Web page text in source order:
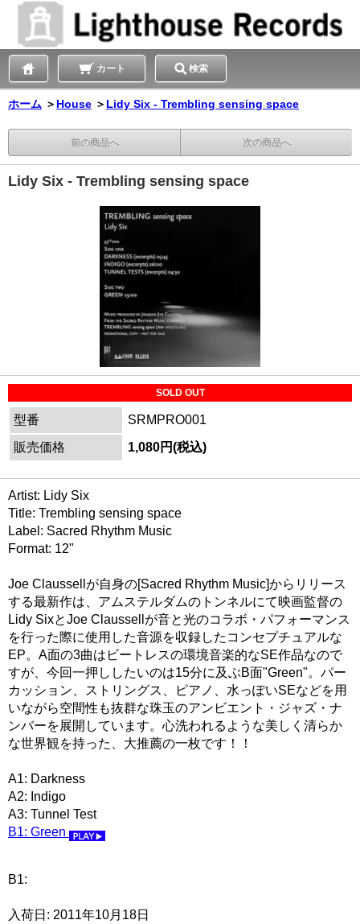
カート 検索
ホーム ＞ House ＞ Lidy Six - Trembling sensing space
前の商品へ 次の商品へ
Lidy Six - Trembling sensing space
SOLD OUT
型番
SRMPRO001
販売価格
1,080円(税込)
Artist: Lidy Six
Title: Trembling sensing space
Label: Sacred Rhythm Music
Format: 12"
Joe Claussellが自身の[Sacred Rhythm Music]からリリース
する最新作は、アムステルダムのトンネルにて映画監督の
Lidy SixとJoe Claussellが音と光のコラボ・パフォーマンス
を行った際に使用した音源を収録したコンセプチュアルな
EP。A面の3曲はビートレスの環境音楽的なSE作品なので
すが、今回一押ししたいのは15分に及ぶB面"Green"。パー
カッション、ストリングス、ピアノ、水っぽいSEなどを用
いながら空間性も抜群な珠玉のアンビエント・ジャズ・ナ
ンバーを展開しています。心洗われるような美しく清らか
な世界観を持った、大推薦の一枚です！！
A1: Darkness
A2: Indigo
A3: Tunnel Test
B1: Green
B1:
入荷日: 2011年10月18日